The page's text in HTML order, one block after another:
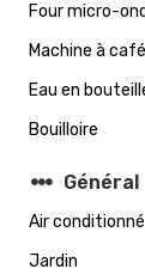
Four micro-
Machine à café
Eau en
Bouilloire
steppers Général
Air conditionné
Jardin